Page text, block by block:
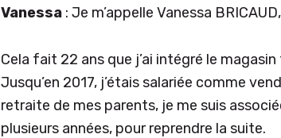
Vanessa : Je m’appelle Vanessa
Cela fait 22 ans que j’ai intégré le
Jusqu’en 2017, j’étais salariée comme
retraite de mes parents, je me suis
plusieurs années, pour reprendre la suite.